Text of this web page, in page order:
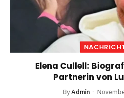
Elena Cullell:
Partnerin von
ByAdmin